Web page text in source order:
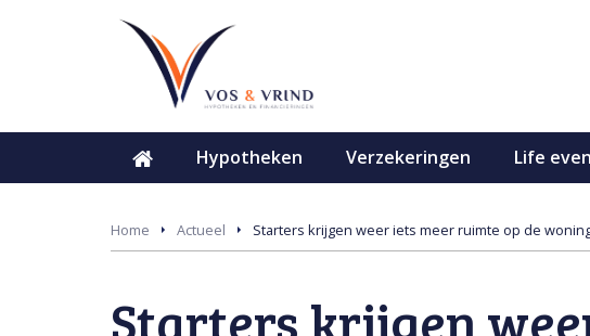
Hypotheken Verzekeringen Life
Home Actueel Starters krijgen weer iets meer ruimte op de
Starters krijgen